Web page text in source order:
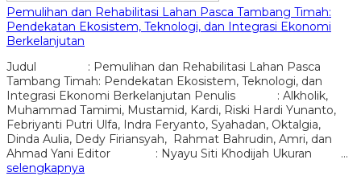
Pemulihan dan Rehabilitasi Lahan Pasca Tambang Timah:
Pendekatan Ekosistem, Teknologi, dan Integrasi Ekonomi
Berkelanjutan
Judul : Pemulihan dan Rehabilitasi Lahan Pasca
Tambang Timah: Pendekatan Ekosistem, Teknologi, dan
Integrasi Ekonomi Berkelanjutan Penulis : Alkholik,
Muhammad Tamimi, Mustamid, Kardi, Riski Hardi Yunanto,
Febriyanti Putri Ulfa, Indra Feryanto, Syahadan, Oktalgia,
Dinda Aulia, Dedy Firiansyah, Rahmat Bahrudin, Amri, dan
Ahmad Yani Editor : Nyayu Siti Khodijah Ukuran …
selengkapnya